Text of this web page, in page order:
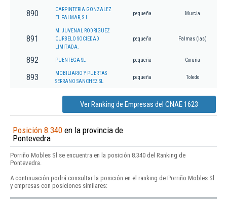
890
CARPINTERIA GONZALEZ
EL PALMAR, S.L.
pequeña Murcia
891
M. JUVENAL RODRIGUEZ
CURBELO SOCIEDAD
LIMITADA.
pequeña Palmas (las)
892 PUENTEGA SL pequeña Coruña
893
MOBILIARIO Y PUERTAS
SERRANO SANCHEZ SL
pequeña Toledo
Ver Ranking de Empresas del CNAE 1623
Posición 8.340 en la provincia de
Pontevedra
Porriño Mobles Sl se encuentra en la posición 8.340 del Ranking de
Pontevedra.
A continuación podrá consultar la posición en el ranking de Porriño Mobles Sl
y empresas con posiciones similares: